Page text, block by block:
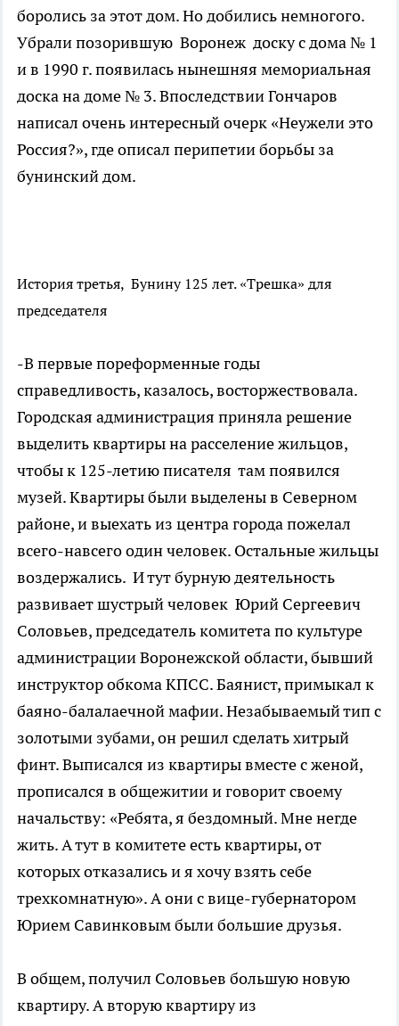
боролись за этот дом. Но добились немногого.
Убрали позорившую Воронеж доску с дома № 1
и в 1990 г. появилась нынешняя мемориальная
доска на доме № 3. Впоследствии Гончаров
написал очень интересный очерк «Неужели это
Россия?», где описал перипетии борьбы за
бунинский дом.
История третья, Бунину 125 лет. «Трешка» для
председателя
-В первые пореформенные годы
справедливость, казалось, восторжествовала.
Городская администрация приняла решение
выделить квартиры на расселение жильцов,
чтобы к 125-летию писателя там появился
музей. Квартиры были выделены в Северном
районе, и выехать из центра города пожелал
всего-навсего один человек. Остальные жильцы
воздержались. И тут бурную деятельность
развивает шустрый человек Юрий Сергеевич
Соловьев, председатель комитета по культуре
администрации Воронежской области, бывший
инструктор обкома КПСС. Баянист, примыкал к
баяно-балалаечной мафии. Незабываемый тип с
золотыми зубами, он решил сделать хитрый
финт. Выписался из квартиры вместе с женой,
прописался в общежитии и говорит своему
начальству: «Ребята, я бездомный. Мне негде
жить. А тут в комитете есть квартиры, от
которых отказались и я хочу взять себе
трехкомнатную». А они с вице-губернатором
Юрием Савинковым были большие друзья.
В общем, получил Соловьев большую новую
квартиру. А вторую квартиру из